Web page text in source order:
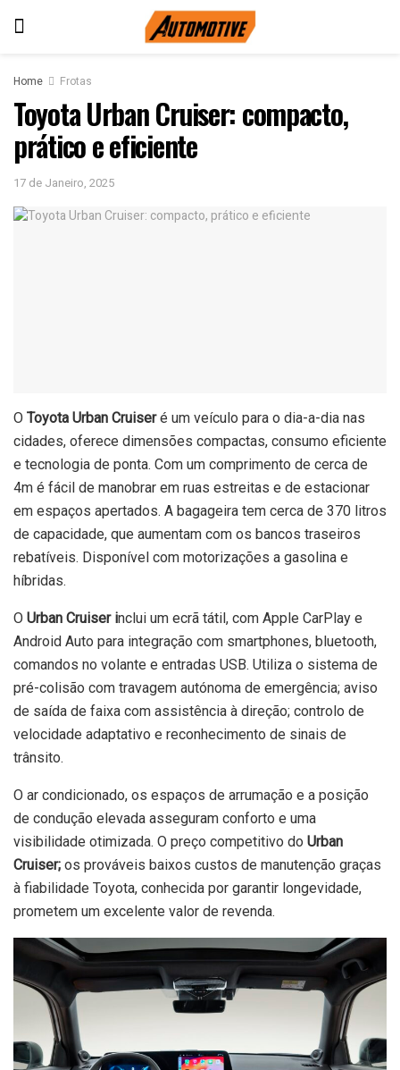
Home Frotas
Toyota Urban Cruiser: compacto,
prático e eficiente
17 de Janeiro, 2025
O Toyota Urban Cruiseré um veículo para o dia-a-dia nas
cidades, oferece dimensões compactas, consumo eficiente
e tecnologia de ponta. Com um comprimento de cerca de
4m é fácil de manobrar em ruas estreitas e de estacionar
em espaços apertados. A bagageira tem cerca de 370 litros
de capacidade, que aumentam com os bancos traseiros
rebatíveis. Disponível com motorizações a gasolina e
híbridas.
O Urban Cruiser inclui um ecrã tátil, com Apple CarPlay e
Android Auto para integração com smartphones, bluetooth,
comandos no volante e entradas USB. Utiliza o sistema de
pré-colisão com travagem autónoma de emergência; aviso
de saída de faixa com assistência à direção; controlo de
velocidade adaptativo e reconhecimento de sinais de
trânsito.
O ar condicionado, os espaços de arrumação e a posição
de condução elevada asseguram conforto e uma
visibilidade otimizada. O preço competitivo do Urban
Cruiser; os prováveis baixos custos de manutenção graças
à fiabilidade Toyota, conhecida por garantir longevidade,
prometem um excelente valor de revenda.